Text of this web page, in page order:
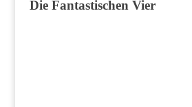
Die Fantastischen Vier